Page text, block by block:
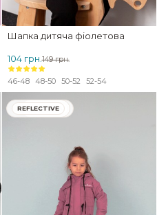
Шапка дитяча фіолетова
149 грн.
104 грн.
46-48 48-50 50-52 52-54
ЗНИЖКА
REFLECTIVE